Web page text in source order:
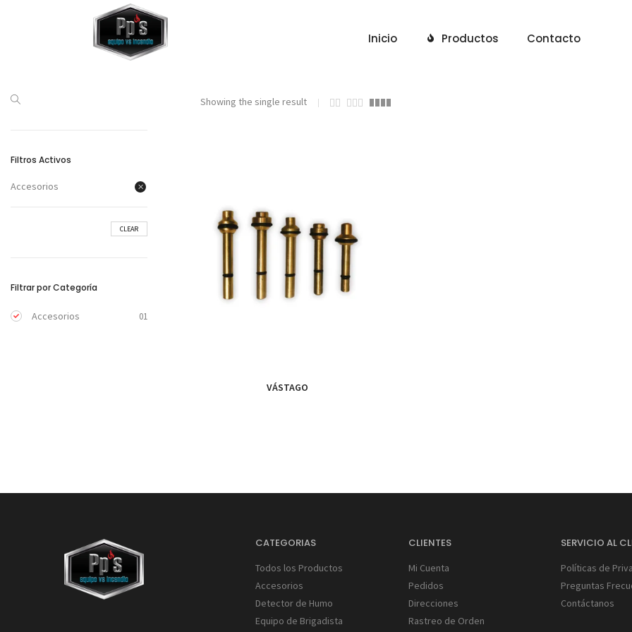
Inicio Productos Contacto
Showing the single result
VÁSTAGO
Filtros Activos
Accesorios
CLEAR
Filtrar por Categoría
Accesorios 01
CATEGORIAS
Todos los Productos
Accesorios
Detector de Humo
Equipo de Brigadista
CLIENTES
Mi Cuenta
Pedidos
Direcciones
Rastreo de Orden
SERVICIO AL
Políticas de
Preguntas
Contáctanos